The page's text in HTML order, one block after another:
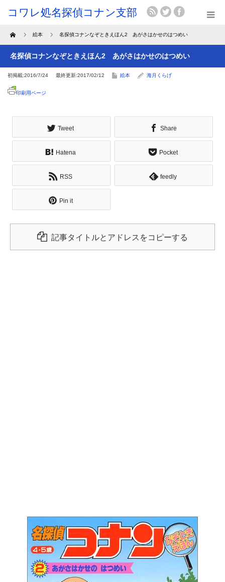
Home 絵本 名探偵コナンなぞときえほん2 あがさはかせのはつめい
名探偵コナンなぞときえほん2 あがさはかせのはつめい
初掲載:2016/7/24 最終更新:2017/02/12 絵本 海月くらげ
印刷用ページ
Tweet Share
Hatena Pocket
RSS feedly
Pin it
記事タイトルとアドレスをコピーする